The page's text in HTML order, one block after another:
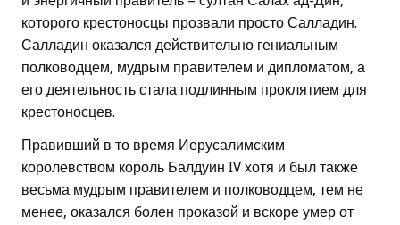
которого крестоносцы прозвали просто Салладин.
Салладин оказался действительно гениальным
полководцем, мудрым правителем и дипломатом, а
его деятельность стала подлинным проклятием для
крестоносцев.
Правивший в то время Иерусалимским
королевством король Балдуин IV хотя и был также
весьма мудрым правителем и полководцем, тем не
менее, оказался болен проказой и вскоре умер от